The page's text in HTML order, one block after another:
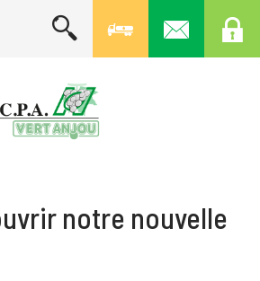
notre nouvelle